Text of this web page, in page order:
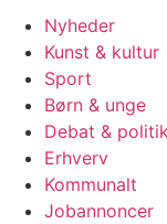
Nyheder
Kunst & kultur
Sport
Børn & unge
Debat & politik
Erhverv
Kommunalt
Jobannoncer